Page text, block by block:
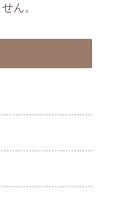
ん。